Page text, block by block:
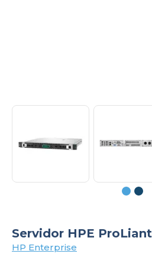
Servidor HPE ProLiant
HP Enterprise